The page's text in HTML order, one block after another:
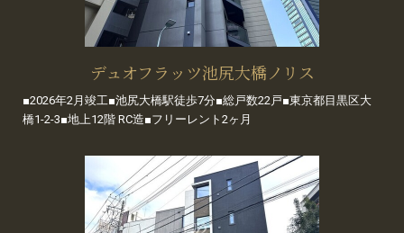
デュオフラッツ池尻大橋ノリス
■2026年2月竣工■池尻大橋駅徒歩7分■総戸数22戸■東京都目黒区大
橋1-2-3■地上12階 RC造■フリーレント2ヶ月